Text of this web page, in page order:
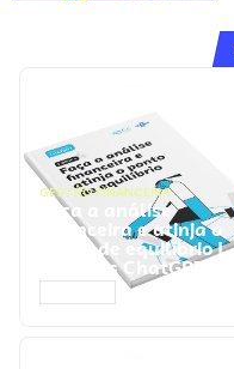
GESTÃO FINANCEIRA
Faça a análise
financeira e atinja o
ponto de equilíbrio |
Prompts ChatGPT